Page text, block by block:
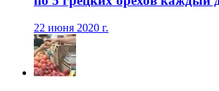
22 июня 2020 г.